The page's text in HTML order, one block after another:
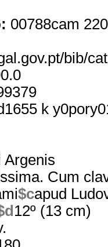
00788cam
bib/
k
Argenis
Cum
$capud
12º (13 cm)